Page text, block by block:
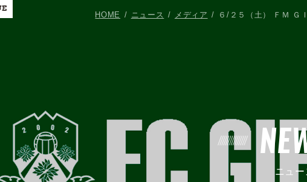
ニュー
HOME ニュース メディア ６/２５（土） ＦＭ Ｇ